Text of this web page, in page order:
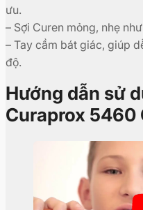
ưu.
– Sợi Curen mỏng, nhẹ
– Tay cầm bát giác, giúp
độ.
Hướng dẫn sử
Curaprox 5460